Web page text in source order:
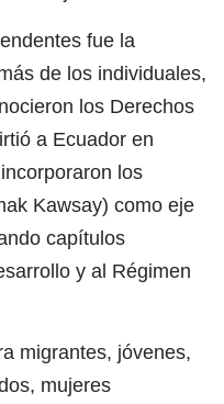
fue la
de los individuales,
los Derechos
a Ecuador en
los
Kawsay) como eje
capítulos
y al Régimen
migrantes, jóvenes,
mujeres